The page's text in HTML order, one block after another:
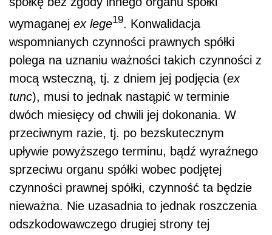
wymaganej ex lege19. Konwalidacja
wspomnianych czynności prawnych spółki
polega na uznaniu ważności takich czynności z
mocą wsteczną, tj. z dniem jej podjęcia (ex
tunc), musi to jednak nastąpić w terminie
dwóch miesięcy od chwili jej dokonania. W
przeciwnym razie, tj. po bezskutecznym
upływie powyższego terminu, bądź wyraźnego
sprzeciwu organu spółki wobec podjętej
czynności prawnej spółki, czynność ta będzie
nieważna. Nie uzasadnia to jednak roszczenia
odszkodowawczego drugiej strony tej